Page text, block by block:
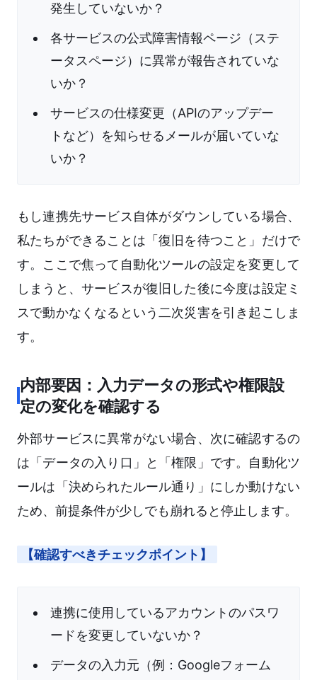
発生していないか？
各サービスの公式障害情報ページ（ステ
ータスページ）に異常が報告されていな
いか？
サービスの仕様変更（APIのアップデー
トなど）を知らせるメールが届いていな
いか？
もし連携先サービス自体がダウンしている場合、
私たちができることは「復旧を待つこと」だけで
す。ここで焦って自動化ツールの設定を変更して
しまうと、サービスが復旧した後に今度は設定ミ
スで動かなくなるという二次災害を引き起こしま
す。
内部要因：入力データの形式や権限設
定の変化を確認する
外部サービスに異常がない場合、次に確認するの
は「データの入り口」と「権限」です。自動化ツ
ールは「決められたルール通り」にしか動けない
ため、前提条件が少しでも崩れると停止します。
【確認すべきチェックポイント】
連携に使用しているアカウントのパスワ
ードを変更していないか？
データの入力元（例：Googleフォーム